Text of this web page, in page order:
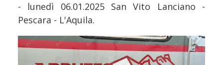
- lunedì 06.01.2025 San Vito Lanciano -
Pescara - L'Aquila.